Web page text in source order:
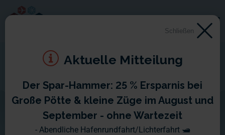
Cap San Diego
Schiffsüberwachung Skandinavien - Bericht für Schiff Nr. 15
Schließen
Aktuelle Mitteilung
Der Spar-Hammer: 25 % Ersparnis bei
Große Pötte & kleine Züge im August und
September - ohne Wartezeit
- Abendliche Hafenrundfahrt/Lichterfahrt 🛥️